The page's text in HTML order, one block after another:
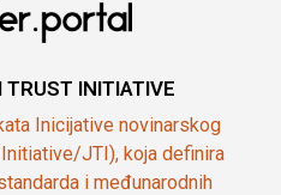
TRUST INITIATIVE
Inicijative novinarskog
JTI), koja definira
i međunarodnih